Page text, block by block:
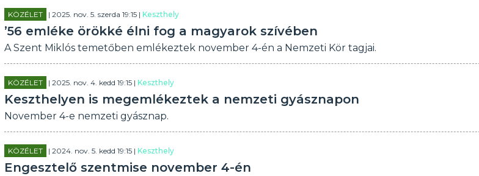
KÖZÉLET | 2025. nov. 5. szerda 19:15 | Keszthely
’56 emléke örökké élni fog a magyarok szívében
A Szent Miklós temetőben emlékeztek november 4-én a Nemzeti Kör tagjai.
KÖZÉLET | 2025. nov. 4. kedd 19:15 | Keszthely
Keszthelyen is megemlékeztek a nemzeti gyásznapon
November 4-e nemzeti gyásznap.
KÖZÉLET | 2024. nov. 5. kedd 19:15 | Keszthely
Engesztelő szentmise november 4-én